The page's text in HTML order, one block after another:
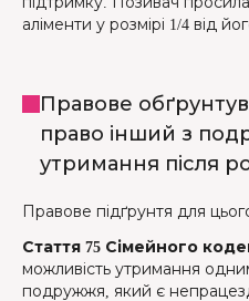
аліменти у розмірі 1/4 від
Правове
право інший з
утримання після
Правове підґрунтя для
Стаття 75 Сімейного
можливість утримання
подружжя, який є